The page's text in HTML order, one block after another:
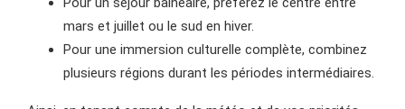
mars et juillet ou le sud en hiver.
Pour une immersion culturelle complète, combinez
plusieurs régions durant les périodes intermédiaires.